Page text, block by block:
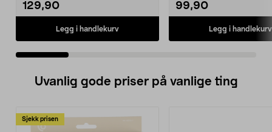
129,90
Legg i handlekurv
99,90
Legg i handlekurv
Uvanlig gode priser på vanlige ting
Sjekk prisen